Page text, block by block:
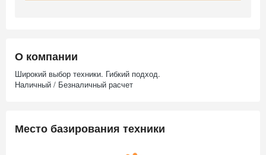
О компании
Широкий выбор техники. Гибкий подход.
Наличный / Безналичный расчет
Место базирования техники